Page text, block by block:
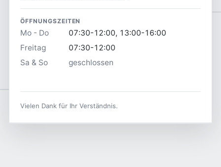
ÖFFNUNGSZEITEN
Mo - Do
07:30-12:00, 13:00-16:00
Freitag
07:30-12:00
Sa & So
geschlossen
Vielen Dank für Ihr Verständnis.